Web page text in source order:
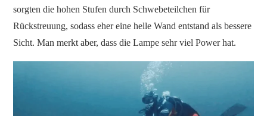
sorgten die hohen Stufen durch Schwebeteilchen für
Rückstreuung, sodass eher eine helle Wand entstand als bessere
Sicht. Man merkt aber, dass die Lampe sehr viel Power hat.